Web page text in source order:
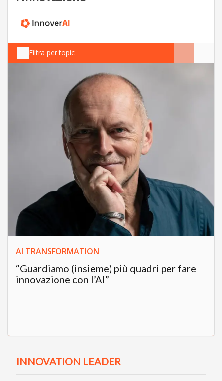
Filtra per topic
AI TRANSFORMATION
“Guardiamo (insieme) più quadri per fare
innovazione con l’AI”
INNOVATION LEADER